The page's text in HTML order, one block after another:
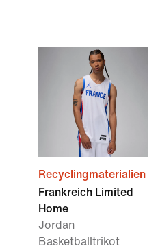
Recyclingmaterialien
Frankreich Limited
Home
Jordan
Basketballtrikot